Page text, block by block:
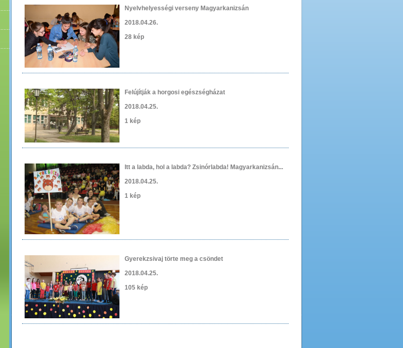
Nyelvhelyességi verseny Magyarkanizsán
2018.04.26.
28 kép
Felújítják a horgosi egészségházat
2018.04.25.
1 kép
Itt a labda, hol a labda? Zsinórlabda! Magyarkanizsán...
2018.04.25.
1 kép
Gyerekzsivaj törte meg a csöndet
2018.04.25.
105 kép